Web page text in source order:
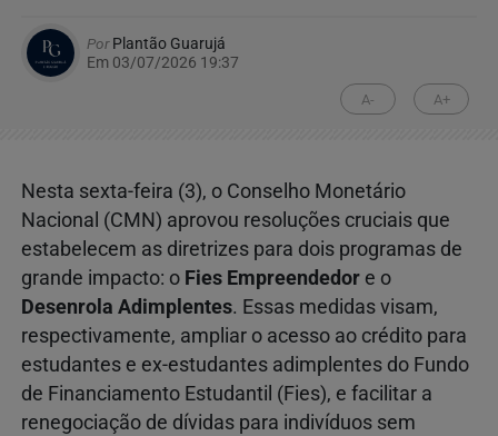
PorPlantão Guarujá
Em 03/07/2026 19:37
A- A+
Nesta sexta-feira (3), o Conselho Monetário
Nacional (CMN) aprovou resoluções cruciais que
estabelecem as diretrizes para dois programas de
grande impacto: o Fies Empreendedor e o
Desenrola Adimplentes. Essas medidas visam,
respectivamente, ampliar o acesso ao crédito para
estudantes e ex-estudantes adimplentes do Fundo
de Financiamento Estudantil (Fies), e facilitar a
renegociação de dívidas para indivíduos sem